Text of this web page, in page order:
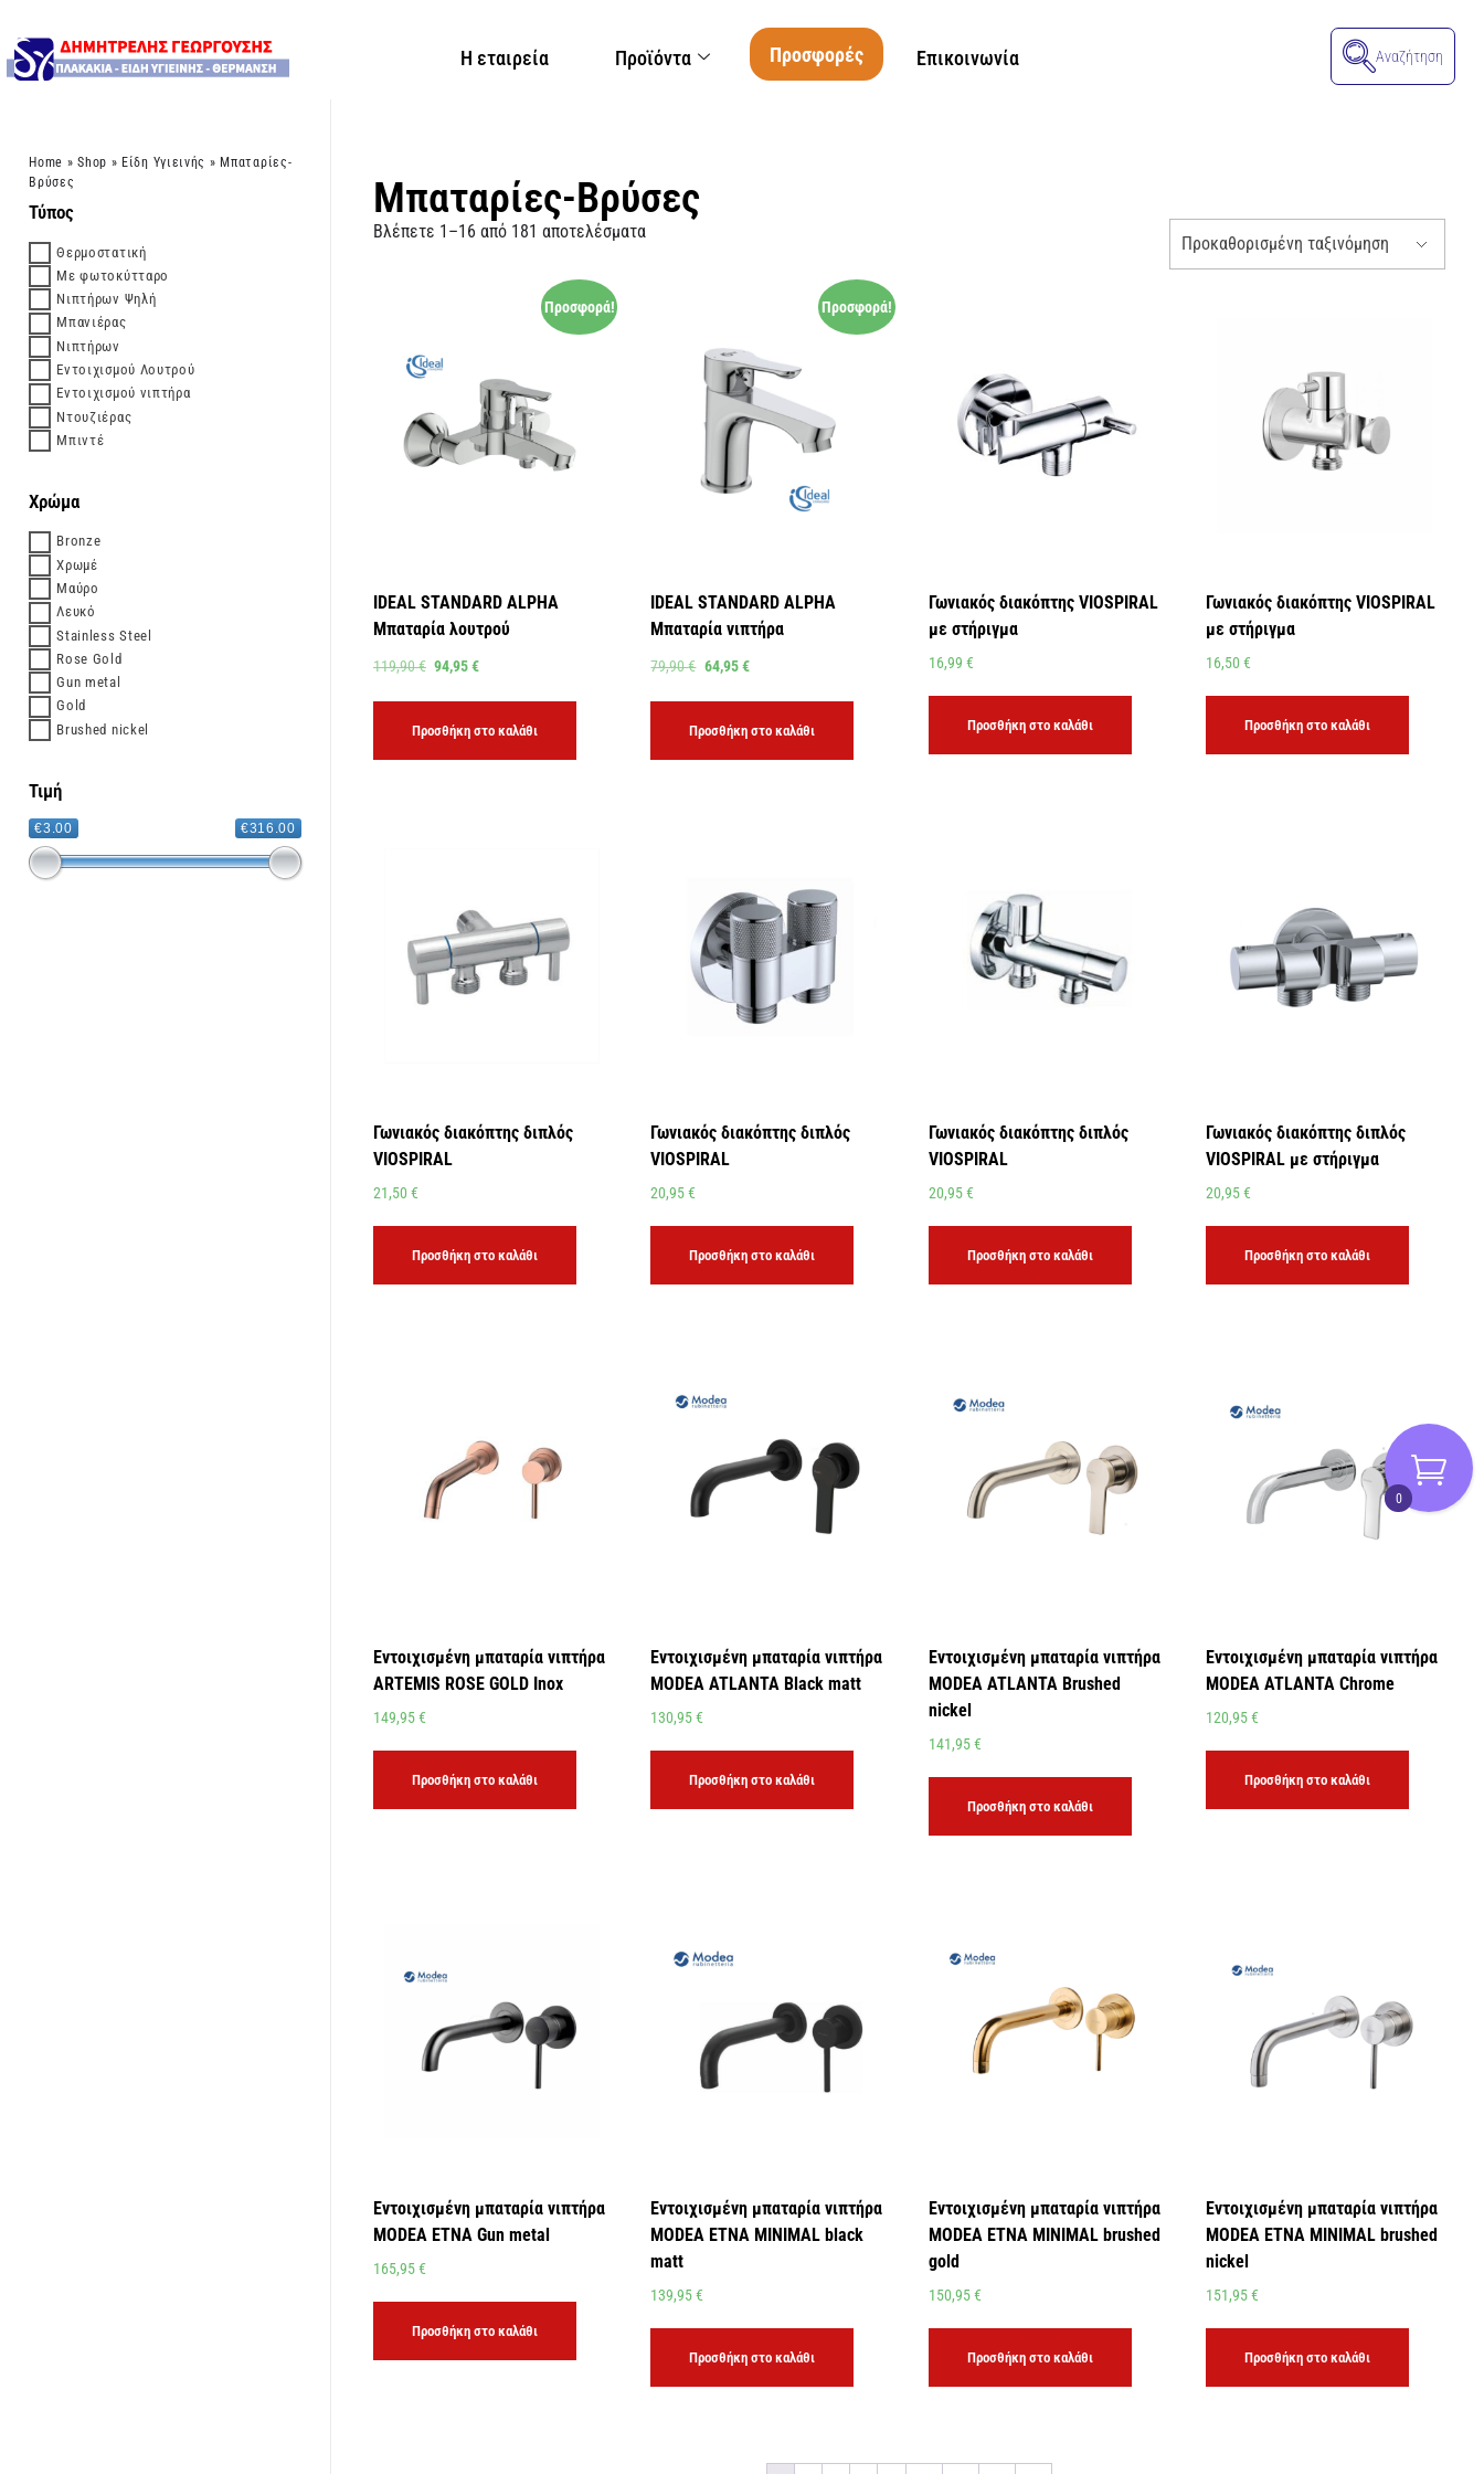
Η εταιρεία Προϊόντα Προσφορές Επικοινωνία Αναζήτηση
Μπαταρίες-Βρύσες
Βλέπετε 1–16 από 181 αποτελέσματα
Προσφορά!
IDEAL STANDARD ALPHA
Μπαταρία λουτρού
119,90€ 94,95€
Προσθήκη στο καλάθι
Προσφορά!
IDEAL STANDARD ALPHA
Μπαταρία νιπτήρα
79,90€ 64,95€
Προσθήκη στο καλάθι
Γωνιακός διακόπτης VIOSPIRAL
με στήριγμα
16,99 €
Προσθήκη στο καλάθι
Γωνιακός διακόπτης VIOSPIRAL
με στήριγμα
16,50€
Προσθήκη στο καλάθι
Γωνιακός διακόπτης διπλός
VIOSPIRAL
21,50 €
Προσθήκη στο καλάθι
Γωνιακός διακόπτης διπλός
VIOSPIRAL
20,95€
Προσθήκη στο καλάθι
Γωνιακός διακόπτης διπλός
VIOSPIRAL
20,95€
Προσθήκη στο καλάθι
Γωνιακός διακόπτης διπλός
VIOSPIRAL με στήριγμα
20,95€
Προσθήκη στο καλάθι
Εντοιχισμένη μπαταρία νιπτήρα
ARTEMIS ROSE GOLD Inox
149,95€
Προσθήκη στο καλάθι
Εντοιχισμένη μπαταρία νιπτήρα
MODEA ATLANTA Black matt
130,95€
Προσθήκη στο καλάθι
Εντοιχισμένη μπαταρία νιπτήρα
MODEA ATLANTA Brushed
nickel
141,95€
Προσθήκη στο καλάθι
Εντοιχισμένη μπαταρία νιπτήρα
MODEA ATLANTA Chrome
120,95€
Προσθήκη στο καλάθι
Εντοιχισμένη μπαταρία νιπτήρα
MODEA ETNA Gun metal
165,95€
Προσθήκη στο καλάθι
Εντοιχισμένη μπαταρία νιπτήρα
MODEA ETNA MINIMAL black
matt
139,95€
Προσθήκη στο καλάθι
Εντοιχισμένη μπαταρία νιπτήρα
MODEA ETNA MINIMAL brushed
gold
150,95€
Προσθήκη στο καλάθι
Εντοιχισμένη μπαταρία νιπτήρα
MODEA ETNA MINIMAL brushed
nickel
151,95€
Προσθήκη στο καλάθι
Home » Shop » Είδη Υγιεινής » Μπαταρίες-
Βρύσες
Τύπος
Θερμοστατική
Με φωτοκύτταρο
Νιπτήρων Ψηλή
Μπανιέρας
Νιπτήρων
Εντοιχισμού Λουτρού
Εντοιχισμού νιπτήρα
Ντουζιέρας
Μπιντέ
Χρώμα
Bronze
Χρωμέ
Μαύρο
Λευκό
Stainless Steel
Rose Gold
Gun metal
Gold
Brushed nickel
Τιμή
€3.00 €316.00
0